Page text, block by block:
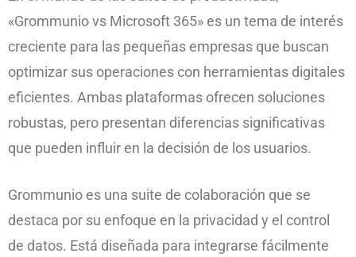
«Grommunio vs Microsoft 365» es un tema de interés
creciente para las pequeñas empresas que buscan
optimizar sus operaciones con herramientas digitales
eficientes. Ambas plataformas ofrecen soluciones
robustas, pero presentan diferencias significativas
que pueden influir en la decisión de los usuarios.
Grommunio es una suite de colaboración que se
destaca por su enfoque en la privacidad y el control
de datos. Está diseñada para integrarse fácilmente